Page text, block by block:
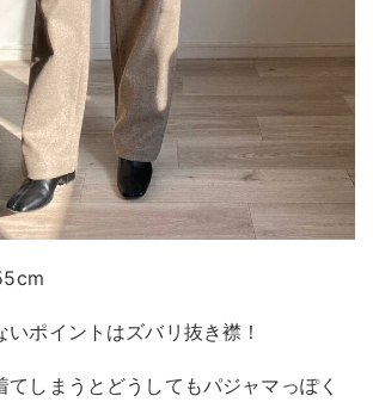
ポイントはズバリ抜き襟！
てしまうとどうしてもパジャマっぽく